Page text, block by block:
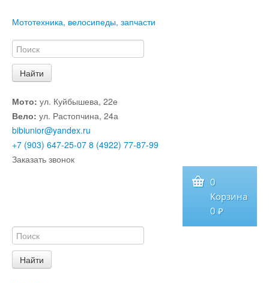
Мототехника, велосипеды, запчасти
Мото: ул. Куйбышева, 22е
Вело: ул. Растопчина, 24а
bibiunior@yandex.ru
+7 (903) 647-25-07 8 (4922) 77-87-99
Заказать звонок
0
Корзина
0 ₽